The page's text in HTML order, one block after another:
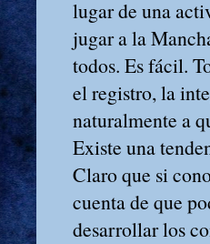
lugar de una
jugar a la
todos. Es fácil.
el registro, la
naturalmente a
Existe una
Claro que si
cuenta de que
desarrollar los